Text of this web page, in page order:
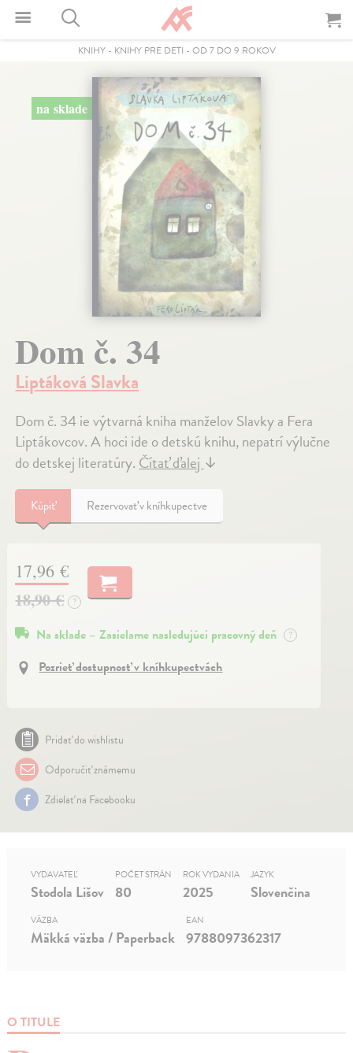
KNIHY- KNIHY PRE DETI - OD 7 DO 9 ROKOV
na sklade
Dom č. 34
Liptáková Slavka
Dom č. 34 ie výtvarná kniha manželov Slavky a Fera
Liptákovcov. A hoci ide o detskú knihu, nepatrí výlučne
do detskej literatúry.Čítať ďalej↓
Kúpiť Rezervovať v kníhkupectve
17,96 €
18,90 €
?
Na sklade – Zasielame nasledujúci pracovný deň ?
Pozrieť dostupnosť v kníhkupectvách
Pridať do wishlistu
Odporučiť známemu
Zdielať na Facebooku
O TITULE
VYDAVATEĽ
Stodola Lišov
POČET STRÁN
80
ROK VYDANIA
2025
JAZYK
Slovenčina
VÄZBA
Mäkká väzba / Paperback
EAN
9788097362317